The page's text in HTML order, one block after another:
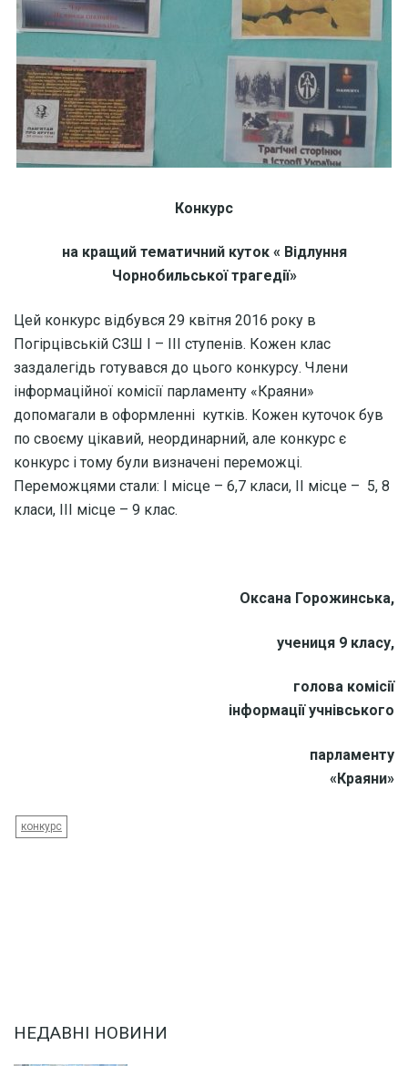
Конкурс
на кращий тематичний куток « Відлуння
Чорнобильської трагедії»
Цей конкурс відбувся 29 квітня 2016 року в
Погірцівській СЗШ І – ІІІ ступенів. Кожен клас
заздалегідь готувався до цього конкурсу. Члени
інформаційної комісії парламенту «Краяни»
допомагали в оформленні кутків. Кожен куточок був
по своєму цікавий, неординарний, але конкурс є
конкурс і тому були визначені переможці.
Переможцями стали: І місце – 6,7 класи, ІІ місце – 5, 8
класи, ІІІ місце – 9 клас.
Оксана Горожинська,
учениця 9 класу,
голова комісії
інформації учнівського
парламенту
«Краяни»
конкурс
НЕДАВНІ НОВИНИ